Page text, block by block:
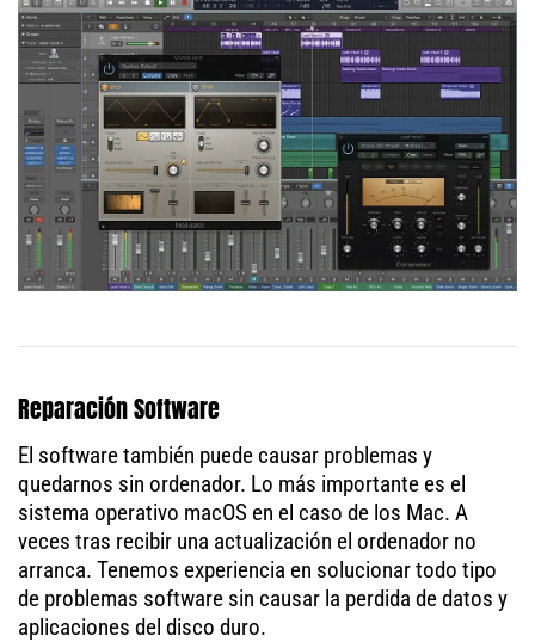
Reparación Software
El software también puede causar problemas y
quedarnos sin ordenador. Lo más importante es el
sistema operativo macOS en el caso de los Mac. A
veces tras recibir una actualización el ordenador no
arranca. Tenemos experiencia en solucionar todo tipo
de problemas software sin causar la perdida de datos y
aplicaciones del disco duro.